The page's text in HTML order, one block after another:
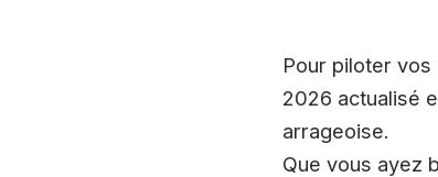
Pour piloter
2026 actualisé
arrageoise.
Que vous ayez